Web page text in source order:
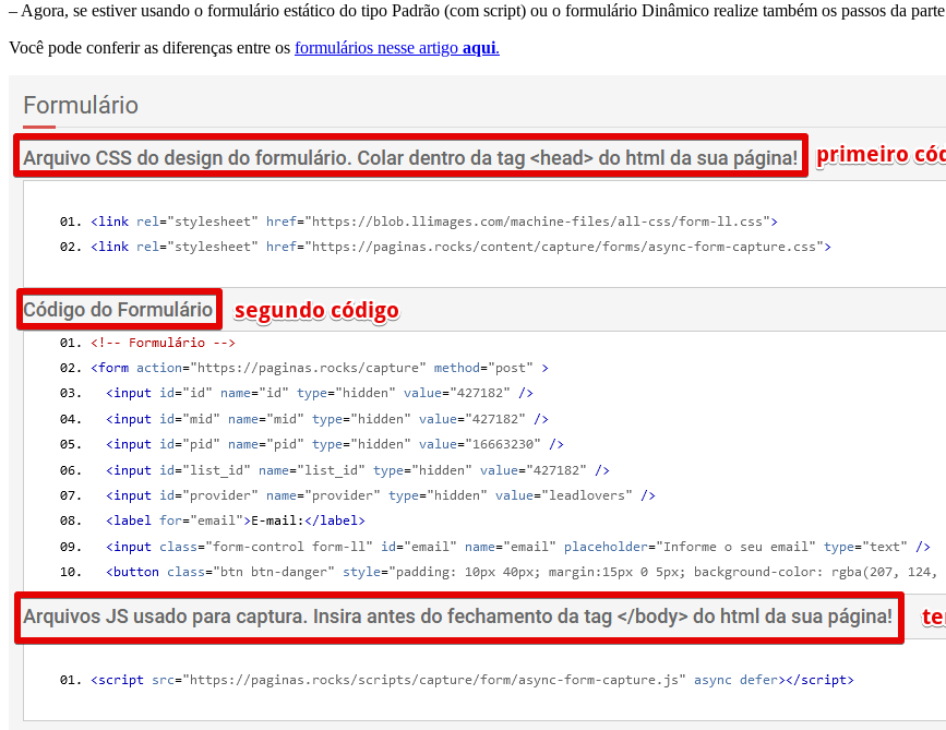
– Agora, se estiver usando o formulário estático do tipo Padrão (com script) ou o formulário Dinâmico realize também os passos da parte
Você pode conferir as diferenças entre os formulários nesse artigo aqui.